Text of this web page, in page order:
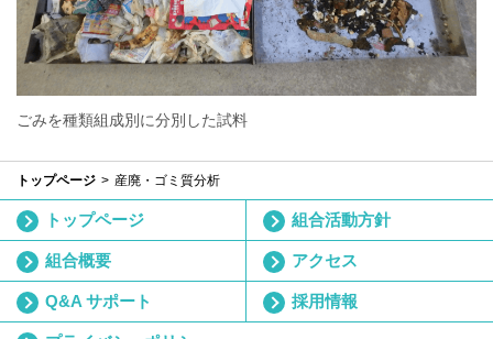
ごみを種類組成別に分別した試料
トップページ 産廃・ゴミ質分析
トップページ 組合活動方針
組合概要 アクセス
Q&A サポート 採用情報